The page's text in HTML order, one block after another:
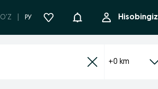
O'Z РУ Bildirishnoma Hisobingiz
+0 km